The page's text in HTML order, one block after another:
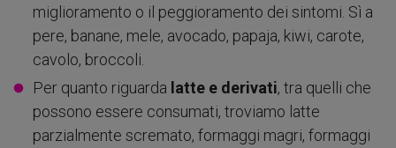
miglioramento o il peggioramento dei sintomi. Sì a
pere, banane, mele, avocado, papaja, kiwi, carote,
cavolo, broccoli.
Per quanto riguarda latte e derivati, tra quelli che
possono essere consumati, troviamo latte
parzialmente scremato, formaggi magri, formaggi